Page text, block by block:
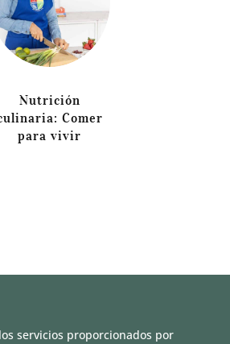
Nutrición
Comer
para vivir
servicios proporcionados por